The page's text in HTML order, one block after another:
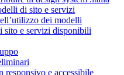
di sito e servizi
dei modelli
sito e servizi disponibili
responsivo e accessibile